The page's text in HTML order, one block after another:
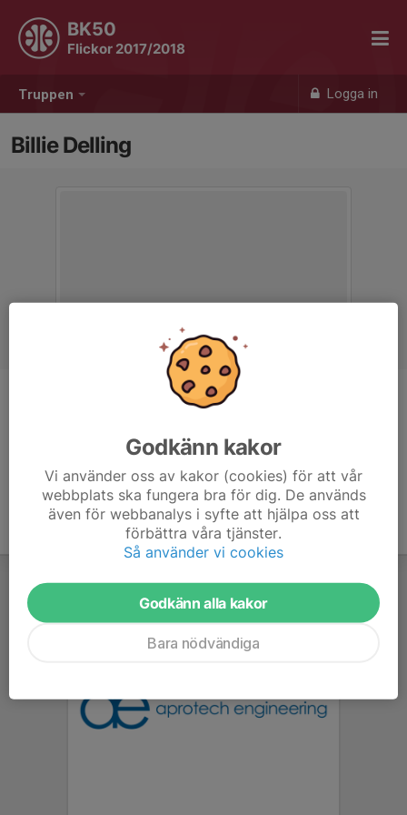
Truppen Logga in
BK50
Flickor 2017/2018
Billie Delling
Godkänn kakor
Vi använder oss av kakor (cookies) för att vår
webbplats ska fungera bra för dig. De används
även för webbanalys i syfte att hjälpa oss att
förbättra våra tjänster.
Så använder vi cookies
Godkänn alla kakor
Bara nödvändiga